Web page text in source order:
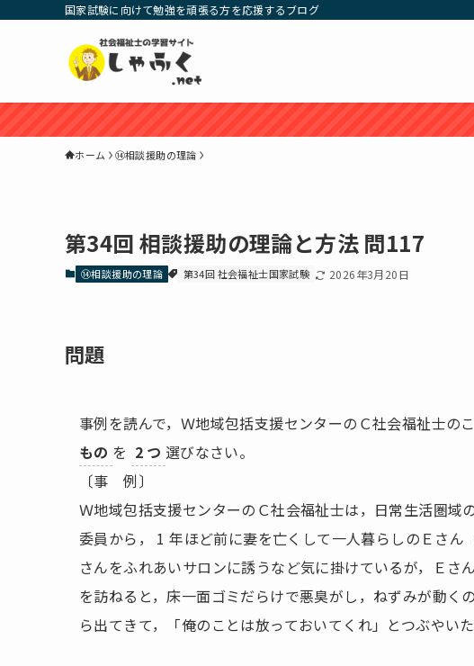
国家試験に向けて勉強を頑張る方を応援するブログ
ホーム ⑭相談援助の理論
第34回 相談援助の理論と方法 問117
⑭相談援助の理論 第34回 社会福祉士国家試験 2026年3月20日
問題
事例を読んで，Ｗ地域包括支援センターのＣ社会福祉士の
もの を 2 つ 選びなさい。
〔事 例〕
Ｗ地域包括支援センターのＣ社会福祉士は，日常生活圏域
委員から， 1 年ほど前に妻を亡くして一人暮らしのＥさ
さんをふれあいサロンに誘うなど気に掛けているが，Ｅさ
を訪ねると，床一面ゴミだらけで悪臭がし，ねずみが動く
ら出てきて，「俺のことは放っておいてくれ」とつぶやいた